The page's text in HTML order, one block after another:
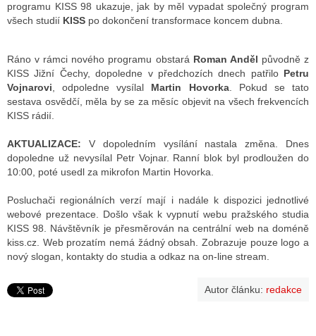
programu KISS 98 ukazuje, jak by měl vypadat společný program
všech studií KISS po dokončení transformace koncem dubna.
Ráno v rámci nového programu obstará Roman Anděl původně z
KISS Jižní Čechy, dopoledne v předchozích dnech patřilo Petru
Vojnarovi , odpoledne vysílal Martin Hovorka. Pokud se tato
sestava osvědčí, měla by se za měsíc objevit na všech frekvencích
KISS rádií.
AKTUALIZACE: V dopoledním vysílání nastala změna. Dnes
dopoledne už nevysílal Petr Vojnar. Ranní blok byl prodloužen do
10:00, poté usedl za mikrofon Martin Hovorka.
Posluchači regionálních verzí mají i nadále k dispozici jednotlivé
webové prezentace. Došlo však k vypnutí webu pražského studia
KISS 98. Návštěvník je přesměrován na centrální web na doméně
kiss.cz. Web prozatím nemá žádný obsah. Zobrazuje pouze logo a
nový slogan, kontakty do studia a odkaz na on-line stream.
Autor článku: redakce